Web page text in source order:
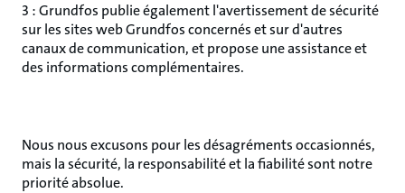
3 : Grundfos publie également l'avertissement de sécurité
sur les sites web Grundfos concernés et sur d'autres
canaux de communication, et propose une assistance et
des informations complémentaires.
Nous nous excusons pour les désagréments occasionnés,
mais la sécurité, la responsabilité et la fiabilité sont notre
priorité absolue.